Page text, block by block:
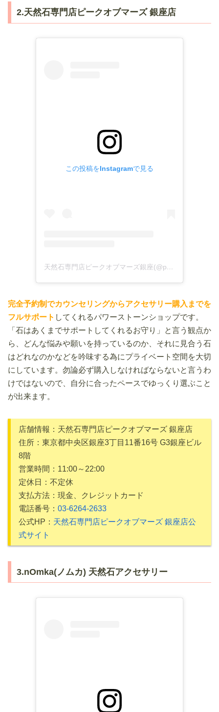
2.天然石専門店ピークオブマーズ 銀座店
この投稿をInstagramで見る
天然石専門店ピークオブマーズ銀座(@peakofmarz)がシェアした投稿
完全予約制でカウンセリングからアクセサリー購入までを
フルサポート してくれるパワーストーンショップです。
「石はあくまでサポートしてくれるお守り」と言う観点か
ら、どんな悩みや願いを持っているのか、それに見合う石
はどれなのかなどを吟味する為にプライベート空間を大切
にしています。勿論必ず購入しなければならないと言うわ
けではないので、自分に合ったペースでゆっくり選ぶこと
が出来ます。
店舗情報：天然石専門店ピークオブマーズ 銀座店
住所：東京都中央区銀座3丁目11番16号 G3銀座ビル
8階
営業時間：11:00～22:00
定休日：不定休
支払方法：現金、クレジットカード
電話番号： 03-6264-2633
公式HP： 天然石専門店ピークオブマーズ 銀座店公
式サイト
3.nOmka(ノムカ) 天然石アクセサリー